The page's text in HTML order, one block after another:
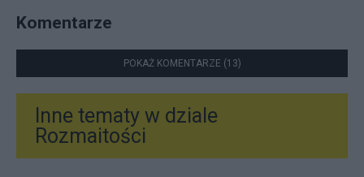
Komentarze
POKAŻ KOMENTARZE (13)
Inne tematy w dziale
Rozmaitości